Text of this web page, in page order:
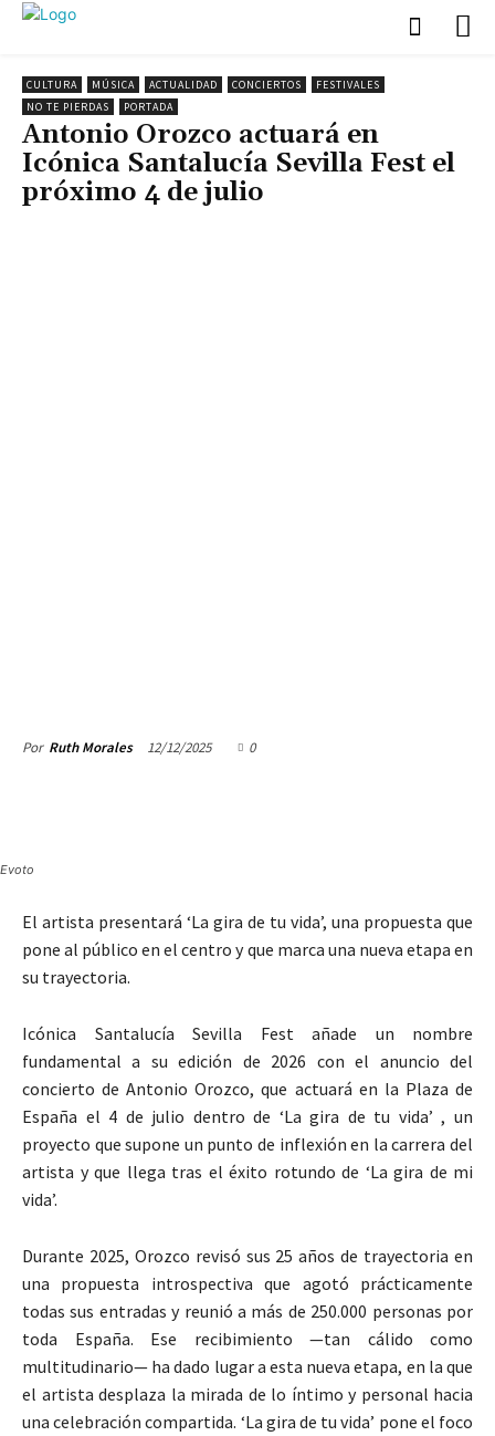
CULTURA MÚSICA ACTUALIDAD CONCIERTOS
FESTIVALES
NO TE PIERDAS
PORTADA
Antonio Orozco actuará en
Icónica Santalucía Sevilla Fest el
próximo 4 de julio
Por Ruth Morales 12/12/2025 0
Evoto
El artista presentará ‘La gira de tu vida’, una propuesta que
pone al público en el centro y que marca una nueva etapa en
su trayectoria.
Icónica Santalucía Sevilla Fest añade un nombre
fundamental a su edición de 2026 con el anuncio del
concierto de Antonio Orozco, que actuará en la Plaza de
España el 4 de julio dentro de ‘La gira de tu vida’ , un
proyecto que supone un punto de inflexión en la carrera del
artista y que llega tras el éxito rotundo de ‘La gira de mi
vida’.
Durante 2025, Orozco revisó sus 25 años de trayectoria en
una propuesta introspectiva que agotó prácticamente
todas sus entradas y reunió a más de 250.000 personas por
toda España. Ese recibimiento —tan cálido como
multitudinario— ha dado lugar a esta nueva etapa, en la que
el artista desplaza la mirada de lo íntimo y personal hacia
una celebración compartida. ‘La gira de tu vida’ pone el foco